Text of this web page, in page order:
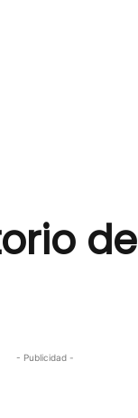
de
- Publicidad -